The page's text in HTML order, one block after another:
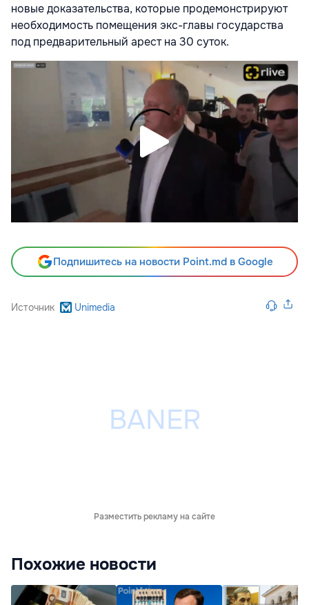
новые доказательства, которые продемонстрируют
необходимость помещения экс-главы государства
под предварительный арест на 30 суток.
Подпишитесь на новости Point.md в Google
Источник Unimedia
Разместить рекламу на сайте
Похожие новости